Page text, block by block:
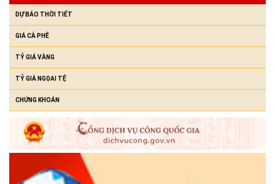
DỰ BÁO THỜI TIẾT
GIÁ CÀ PHÊ
TỶ GIÁ VÀNG
TỶ GIÁ NGỌAI TỆ
CHỨNG KHOÁN
(23/07/2026)